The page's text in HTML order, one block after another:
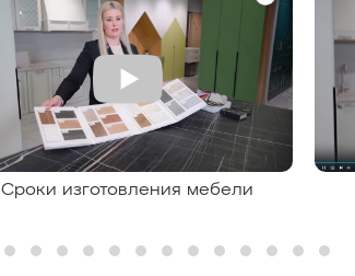
Сроки изготовления мебели